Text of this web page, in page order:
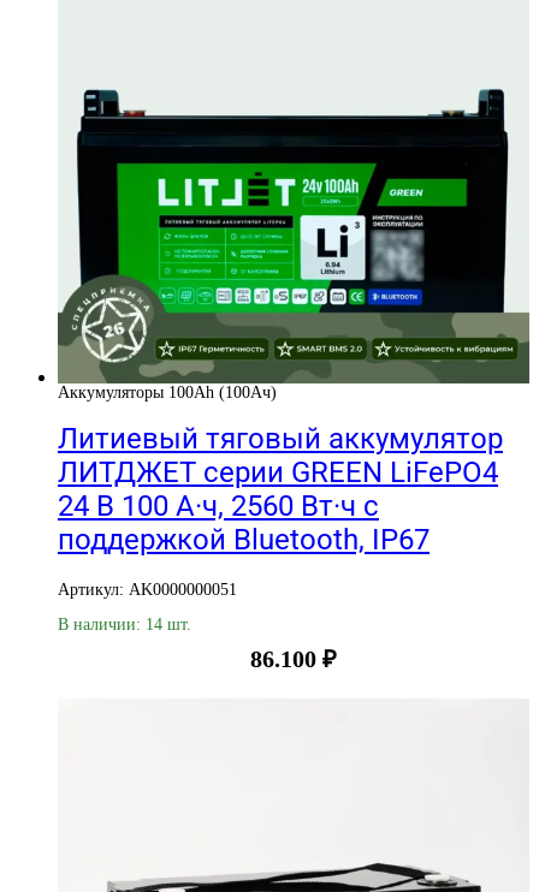
Аккумуляторы 100Ah (100Ач)
Литиевый тяговый аккумулятор
ЛИТДЖЕТ серии GREEN LiFePO4
24 В 100 А·ч, 2560 Вт·ч с
поддержкой Bluetooth, IP67
Артикул: AK0000000051
В наличии: 14 шт.
86.100 ₽